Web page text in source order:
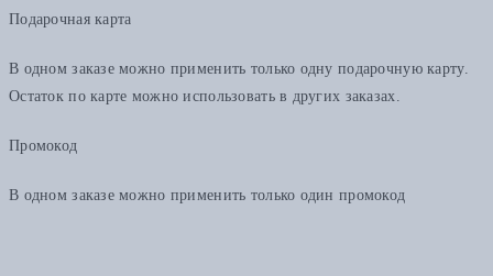
Подарочная карта
В одном заказе можно применить только одну подарочную карту.
Остаток по карте можно использовать в других заказах.
Промокод
В одном заказе можно применить только один промокод